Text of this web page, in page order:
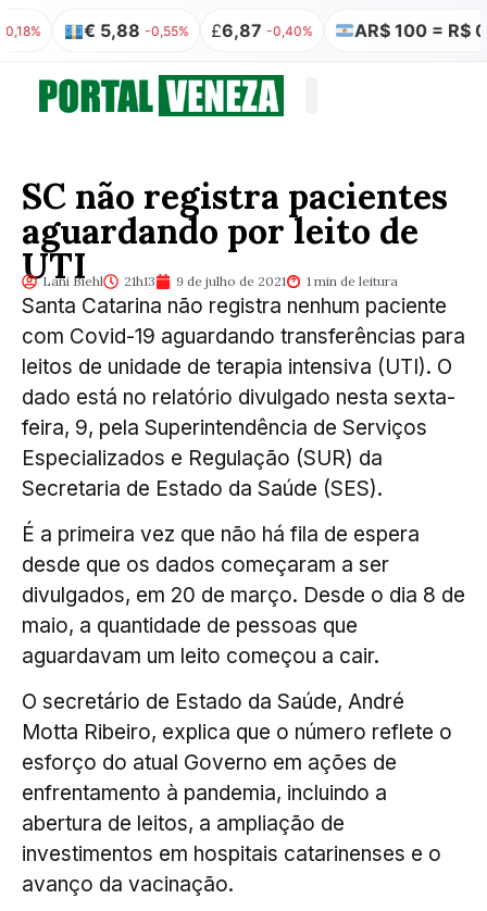
€ 5,88 -0,55% £6,87 -0,40% AR$ 100 = R$ 0,32
SC não registra pacientes
aguardando por leito de
UTI
Lani Biehl 21h13 9 de julho de 2021 1 min de leitura
Santa Catarina não registra nenhum paciente
com Covid-19 aguardando transferências para
leitos de unidade de terapia intensiva (UTI). O
dado está no relatório divulgado nesta sexta-
feira, 9, pela Superintendência de Serviços
Especializados e Regulação (SUR) da
Secretaria de Estado da Saúde (SES).
É a primeira vez que não há fila de espera
desde que os dados começaram a ser
divulgados, em 20 de março. Desde o dia 8 de
maio, a quantidade de pessoas que
aguardavam um leito começou a cair.
O secretário de Estado da Saúde, André
Motta Ribeiro, explica que o número reflete o
esforço do atual Governo em ações de
enfrentamento à pandemia, incluindo a
abertura de leitos, a ampliação de
investimentos em hospitais catarinenses e o
avanço da vacinação.